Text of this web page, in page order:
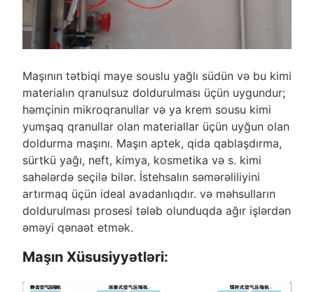
Maşının tətbiqi maye souslu yağlı südün və bu kimi
materialın qranulsuz doldurulması üçün uygundur;
həmçinin mikroqranullar və ya krem sousu kimi
yumşaq qranullar olan materiallar üçün uyğun olan
doldurma maşını. Maşın aptek, qida qablaşdırma,
sürtkü yağı, neft, kimya, kosmetika və s. kimi
sahələrdə seçilə bilər. İstehsalın səmərəliliyini
artırmaq üçün ideal avadanlıqdır. və məhsulların
doldurulması prosesi tələb olunduqda ağır işlərdən
əməyi qənaət etmək.
Maşın Xüsusiyyətləri: